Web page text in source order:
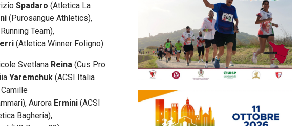
Spadaro (Atletica La
(Purosangue Athletics),
Team),
(Atletica Winner Foligno).
Svetlana Reina (Cus Pro
Yaremchuk (ACSI Italia
Aurora Ermini (ACSI
Bagheria),